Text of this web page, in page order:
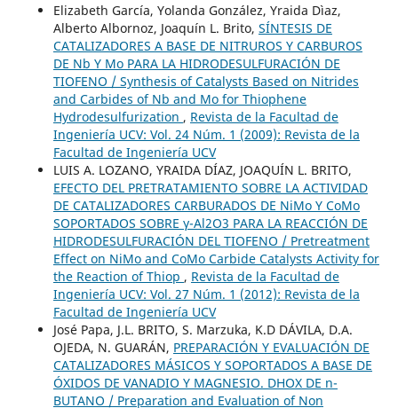
Elizabeth García, Yolanda González, Yraida Dìaz,
Alberto Albornoz, Joaquín L. Brito, SÍNTESIS DE
CATALIZADORES A BASE DE NITRUROS Y CARBUROS
DE Nb Y Mo PARA LA HIDRODESULFURACIÓN DE
TIOFENO / Synthesis of Catalysts Based on Nitrides
and Carbides of Nb and Mo for Thiophene
Hydrodesulfurization , Revista de la Facultad de
Ingeniería UCV: Vol. 24 Núm. 1 (2009): Revista de la
Facultad de Ingeniería UCV
LUIS A. LOZANO, YRAIDA DÍAZ, JOAQUÍN L. BRITO,
EFECTO DEL PRETRATAMIENTO SOBRE LA ACTIVIDAD
DE CATALIZADORES CARBURADOS DE NiMo Y CoMo
SOPORTADOS SOBRE γ-Al2O3 PARA LA REACCIÓN DE
HIDRODESULFURACIÓN DEL TIOFENO / Pretreatment
Effect on NiMo and CoMo Carbide Catalysts Activity for
the Reaction of Thiop , Revista de la Facultad de
Ingeniería UCV: Vol. 27 Núm. 1 (2012): Revista de la
Facultad de Ingeniería UCV
José Papa, J.L. BRITO, S. Marzuka, K.D DÁVILA, D.A.
OJEDA, N. GUARÁN, PREPARACIÓN Y EVALUACIÓN DE
CATALIZADORES MÁSICOS Y SOPORTADOS A BASE DE
ÓXIDOS DE VANADIO Y MAGNESIO. DHOX DE n-
BUTANO / Preparation and Evaluation of Non